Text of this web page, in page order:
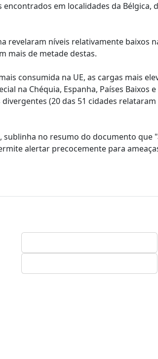
em localidades da Bélgica,
revelaram níveis relativamente baixos
mais de metade destas.
consumida na UE, as cargas mais
na Chéquia, Espanha, Países Baixos
(20 das 51 cidades
sublinha no resumo do documento
alertar precocemente para